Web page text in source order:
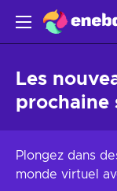
Les
prochaine
Plongez dans
monde virtuel